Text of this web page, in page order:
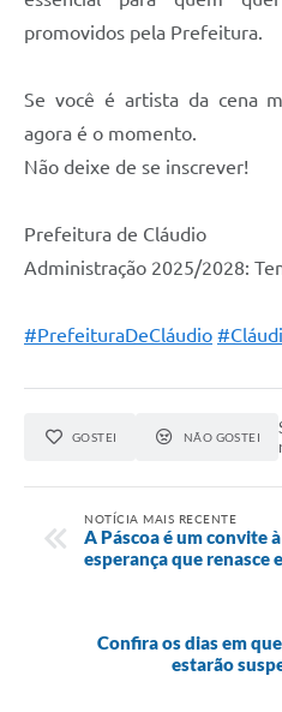
promovidos pela Prefeitura.
Se você é artista da cena
agora é o momento.
Não deixe de se inscrever!
Prefeitura de Cláudio
Administração 2025/2028:
#PrefeituraDeCláudio
GOSTEI NÃO GOSTEI
NOTÍCIA MAIS RECENTE
A Páscoa é um convite
esperança que renasce
Confira os dias em
estarão